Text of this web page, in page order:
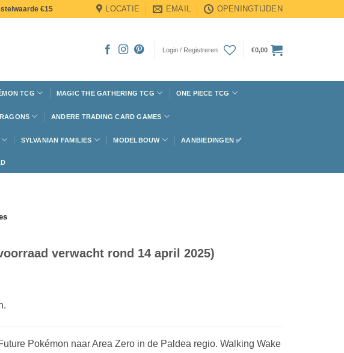
€15 LOCATIE EMAIL OPENINGTIJDEN
Login / Registreren €0,00
TCG MAGIC THE GATHERING TCG ONE PIECE TCG
ANDERE TRADING CARD GAMES
SYLVANIAN FAMILIES MODELBOUW AANBIEDINGEN ✅
verwacht rond 14 april 2025)
Pokémon naar Area Zero in de Paldea regio. Walking Wake